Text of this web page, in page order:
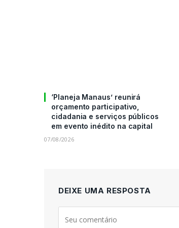
‘Planeja Manaus’ reunirá
orçamento participativo,
cidadania e serviços públicos
em evento inédito na capital
07/08/2026
DEIXE UMA RESPOSTA